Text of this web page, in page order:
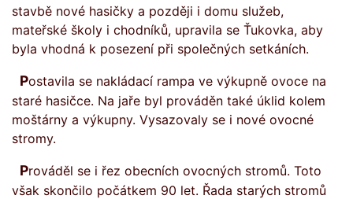
stavbě nové hasičky a později i domu služeb,
mateřské školy i chodníků, upravila se Ťukovka, aby
byla vhodná k posezení při společných setkáních.
Postavila se nakládací rampa ve výkupně ovoce na
staré hasičce. Na jaře byl prováděn také úklid kolem
moštárny a výkupny. Vysazovaly se i nové ovocné
stromy.
Prováděl se i řez obecních ovocných stromů. Toto
však skončilo počátkem 90 let. Řada starých stromů